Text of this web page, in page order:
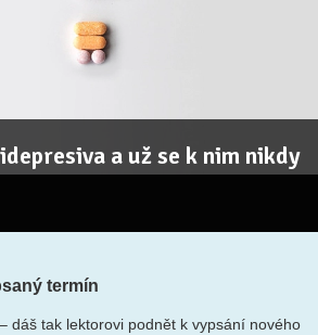
a už se k nim nikdy
termín
dáš tak lektorovi podnět k vypsání nového